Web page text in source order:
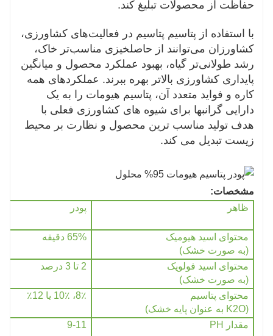
حفاظت از محصولات تبلیغ کند.
با استفاده از پتاسیم پتاسیم در فعالیت‌های کشاورزی،
کشاورزان می‌توانند از حاصلخیزی مناسب‌تر خاک،
رشد طولانی‌تر گیاه، بهبود عملکرد محصول و میانگین
پایداری کشاورزی بالاتر بهره ببرند. عملکردهای همه
کاره و فواید متعدد آن، پتاسیم هیومات را به یک
دارایی گرانبها برای شیوه های کشاورزی فعلی با
هدف تولید مناسب ترین محصول و نظارت بر محیط
زیست تبدیل می کند.
مشخصات:
ظاهر
پودر
محتوای اسید هیومیک
(به صورت خشک)
65% دقیقه
محتوای اسید فولویک
(به صورت خشک)
2 تا 3 درصد
محتوای پتاسیم
(K2O به عنوان پایه خشک)
8٪، 10٪ یا 12٪
مقدار PH 9-11